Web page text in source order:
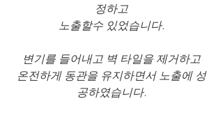
정하고
노출할수 있었습니다.
변기를 들어내고 벽 타일을 제거하고
온전하게 동관을 유지하면서 노출에 성
공하였습니다.